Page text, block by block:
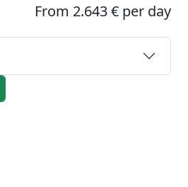
From 2.643 € per day